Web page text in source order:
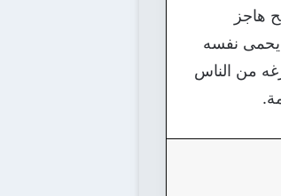
هاجز
يحمى نفسه
من الناس